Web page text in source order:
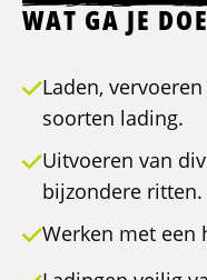
WAT GA JE
Laden,
soorten lading.
Uitvoeren van
bijzondere ritten.
Werken met een